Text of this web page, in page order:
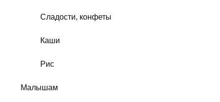
Сладости, конфеты
Каши
Рис
Малышам